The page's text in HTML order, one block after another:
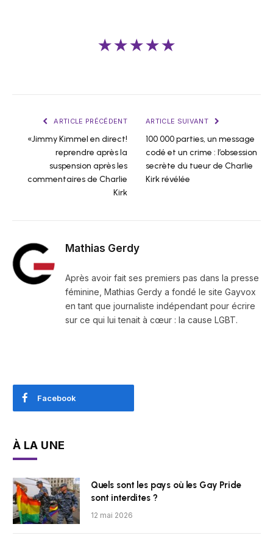
★★★★★
ARTICLE PRÉCÉDENT
«Jimmy Kimmel en direct!
reprendre après la
suspension après les
commentaires de Charlie
Kirk
ARTICLE SUIVANT
100 000 parties, un message
codé et un crime : l’obsession
secrète du tueur de Charlie
Kirk révélée
Mathias Gerdy
Après avoir fait ses premiers pas dans la presse
féminine, Mathias Gerdy a fondé le site Gayvox
en tant que journaliste indépendant pour écrire
sur ce qui lui tenait à cœur : la cause LGBT.
Facebook
À LA UNE
Quels sont les pays où les Gay Pride
sont interdites ?
12 mai 2026